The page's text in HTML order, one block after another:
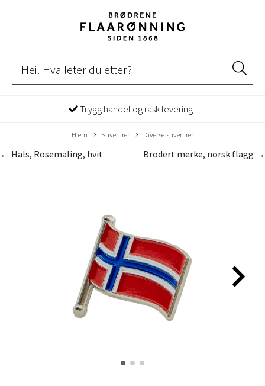
Trygg handel og rask levering
Hjem Suvenirer Diverse suvenirer
Brodert merke, norsk flagg →
← Hals, Rosemaling, hvit